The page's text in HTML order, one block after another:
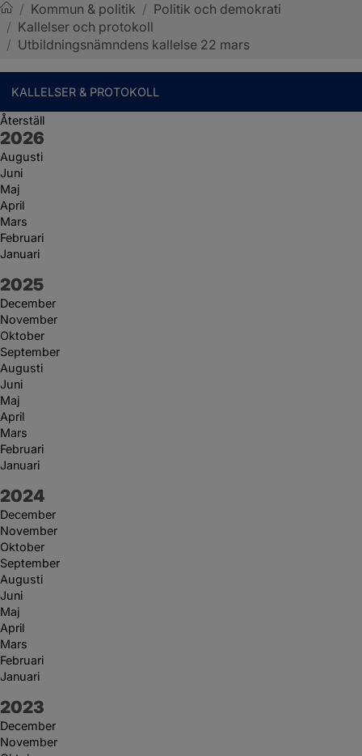
Sotenäs kommun
/ Kommun & politik / Politik och demokrati
/ Kallelser och protokoll
/ Utbildningsnämndens kallelse 22 mars
KALLELSER & PROTOKOLL
Återställ
År:
2026
Augusti
Juni
Maj
April
Mars
Februari
Januari
År:
2025
December
November
Oktober
September
Augusti
Juni
Maj
April
Mars
Februari
Januari
År:
2024
December
November
Oktober
September
Augusti
Juni
Maj
April
Mars
Februari
Januari
År:
2023
December
November